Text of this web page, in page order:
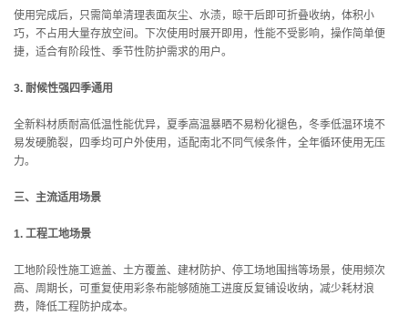
使用完成后，只需简单清理表面灰尘、水渍，晾干后即可折叠收纳，体积小
巧，不占用大量存放空间。下次使用时展开即用，性能不受影响，操作简单便
捷，适合有阶段性、季节性防护需求的用户。
3. 耐候性强四季通用
全新料材质耐高低温性能优异，夏季高温暴晒不易粉化褪色，冬季低温环境不
易发硬脆裂，四季均可户外使用，适配南北不同气候条件，全年循环使用无压
力。
三、主流适用场景
1. 工程工地场景
工地阶段性施工遮盖、土方覆盖、建材防护、停工场地围挡等场景，使用频次
高、周期长，可重复使用彩条布能够随施工进度反复铺设收纳，减少耗材浪
费，降低工程防护成本。